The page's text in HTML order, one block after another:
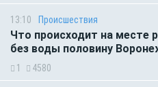
13:10 Происшествия
Что происходит на месте
без воды половину
1 4580